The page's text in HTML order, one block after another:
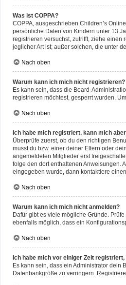
Was ist COPPA?
COPPA, ausgeschrieben Children’s
persönliche Daten von Kindern unter 13
registrieren versuchst, zutrifft, ziehe
jeglicher Art ist; außer solchen, die unter
Nach oben
Warum kann ich mich nicht registrieren?
Es kann sein, dass die Board-
registrieren möchtest, gesperrt wurden.
Nach oben
Ich habe mich registriert, kann mich
Überprüfe zuerst, ob du den richtigen
musst du bzw. einer deiner Eltern oder
angemeldeten Mitglieder erst
folge den dort enthaltenen Anweisungen.
eingegeben wurde, dann kontaktiere
Nach oben
Warum kann ich mich nicht anmelden?
Dafür gibt es viele mögliche Gründe.
ebenfalls möglich, dass ein
Nach oben
Ich habe mich vor einiger Zeit
Es kann sein, dass ein Administrator dein
Datenbankgröße zu verringern.